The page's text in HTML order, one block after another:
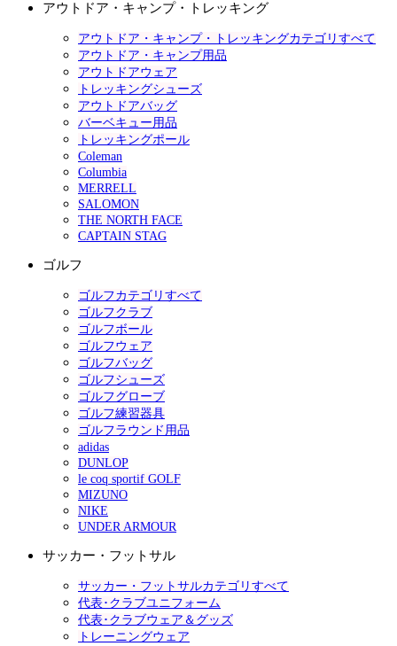
アウトドア・キャンプ・トレッキング
アウトドア・キャンプ・トレッキングカテゴリすべて
アウトドア・キャンプ用品
アウトドアウェア
トレッキングシューズ
アウトドアバッグ
バーベキュー用品
トレッキングポール
Coleman
Columbia
MERRELL
SALOMON
THE NORTH FACE
CAPTAIN STAG
ゴルフ
ゴルフカテゴリすべて
ゴルフクラブ
ゴルフボール
ゴルフウェア
ゴルフバッグ
ゴルフシューズ
ゴルフグローブ
ゴルフ練習器具
ゴルフラウンド用品
adidas
DUNLOP
le coq sportif GOLF
MIZUNO
NIKE
UNDER ARMOUR
サッカー・フットサル
サッカー・フットサルカテゴリすべて
代表･クラブユニフォーム
代表･クラブウェア＆グッズ
トレーニングウェア